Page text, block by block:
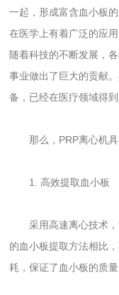
一起，形成富含血小板
在医学上有着广泛的应
随着科技的不断发展，
事业做出了巨大的贡献
备，已经在医疗领域得到
那么，PRP离心机具
1. 高效提取血小板
采用高速离心技术，
的血小板提取方法相比
耗，保证了血小板的质量